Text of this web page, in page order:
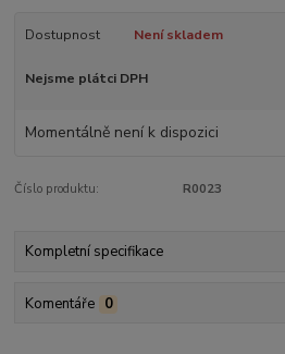
Dostupnost Není skladem
Nejsme plátci DPH
Momentálně není k dispozici
Číslo produktu: R0023
Kompletní specifikace
Komentáře 0